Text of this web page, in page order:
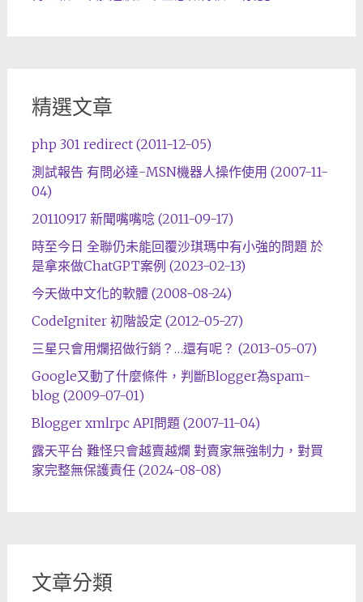
精選文章
php 301 redirect (2011-12-05)
測試報告 有問必達-MSN機器人操作使用 (2007-11-
04)
20110917 新聞嘴嘴唸 (2011-09-17)
時至今日 全聯仍未能回覆沙琪瑪中有小強的問題 於
是拿來做ChatGPT案例 (2023-02-13)
今天做中文化的軟體 (2008-08-24)
CodeIgniter 初階設定 (2012-05-27)
三星只會用爛招做行銷？…還有呢？ (2013-05-07)
Google又動了什麼條件，判斷Blogger為spam-
blog (2009-07-01)
Blogger xmlrpc API問題 (2007-11-04)
露天平台 難怪只會越賣越爛 對賣家無強制力，對買
家完整無保護責任 (2024-08-08)
文章分類